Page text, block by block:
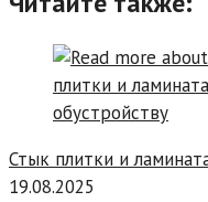
Стык плитки и
19.08.2025